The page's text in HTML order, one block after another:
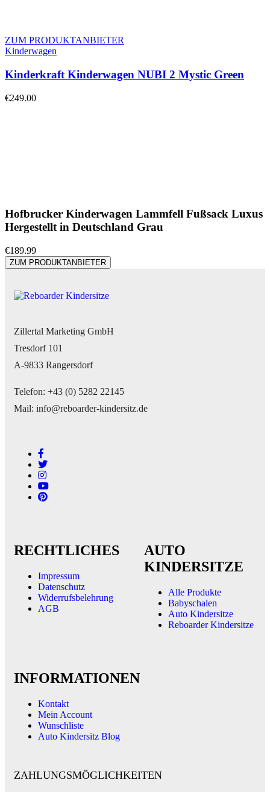
ZUM PRODUKTANBIETER
Kinderwagen
Kinderkraft Kinderwagen NUBI 2 Mystic Green
€249.00
Hofbrucker Kinderwagen Lammfell Fußsack Luxus
Hergestellt in Deutschland Grau
€189.99
ZUM PRODUKTANBIETER
Zillertal Marketing GmbH
Tresdorf 101
A-9833 Rangersdorf
Telefon: +43 (0) 5282 22145
Mail: info@reboarder-kindersitz.de
RECHTLICHES
Impressum
Datenschutz
Widerrufsbelehrung
AGB
AUTO
KINDERSITZE
Alle Produkte
Babyschalen
Auto Kindersitze
Reboarder Kindersitze
INFORMATIONEN
Kontakt
Mein Account
Wunschliste
Auto Kindersitz Blog
ZAHLUNGSMÖGLICHKEITEN